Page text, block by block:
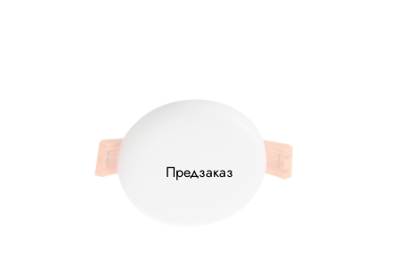
Предзаказ